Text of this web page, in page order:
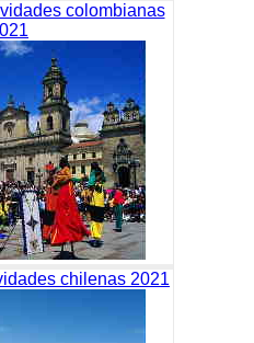
colombianas
chilenas 2021